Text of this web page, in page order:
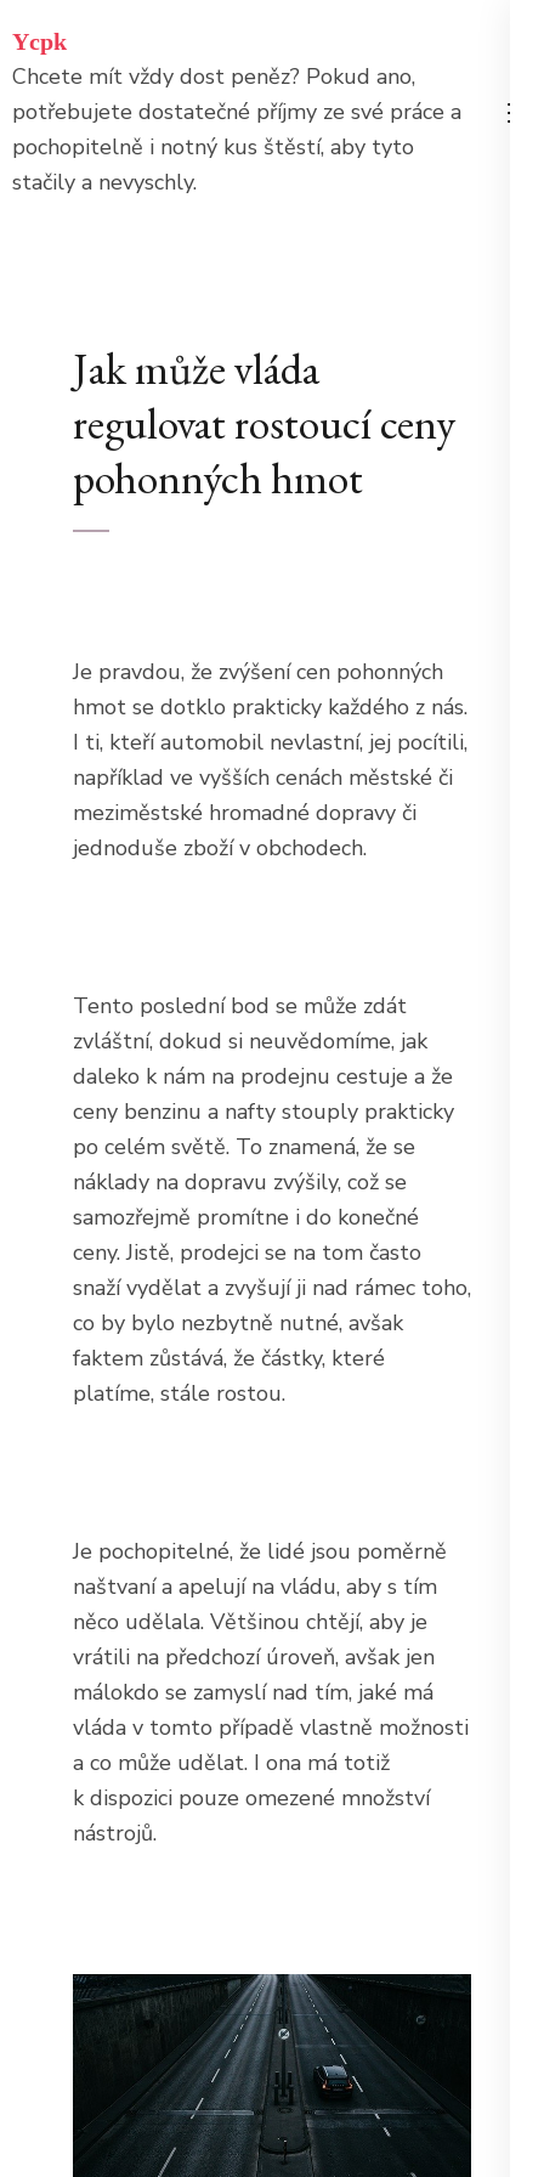
na
obsah
(stiskněte
Enter)
Ycpk
Chcete mít vždy dost peněz? Pokud ano,
potřebujete dostatečné příjmy ze své práce a
pochopitelně i notný kus štěstí, aby tyto
stačily a nevyschly.
Jak může vláda
regulovat rostoucí ceny
pohonných hmot
Je pravdou, že zvýšení cen pohonných
hmot se dotklo prakticky každého z nás.
I ti, kteří automobil nevlastní, jej pocítili,
například ve vyšších cenách městské či
meziměstské hromadné dopravy či
jednoduše zboží v obchodech.
Tento poslední bod se může zdát
zvláštní, dokud si neuvědomíme, jak
daleko k nám na prodejnu cestuje a že
ceny benzinu a nafty stouply prakticky
po celém světě. To znamená, že se
náklady na dopravu zvýšily, což se
samozřejmě promítne i do konečné
ceny. Jistě, prodejci se na tom často
snaží vydělat a zvyšují ji nad rámec toho,
co by bylo nezbytně nutné, avšak
faktem zůstává, že částky, které
platíme, stále rostou.
Je pochopitelné, že lidé jsou poměrně
naštvaní a apelují na vládu, aby s tím
něco udělala. Většinou chtějí, aby je
vrátili na předchozí úroveň, avšak jen
málokdo se zamyslí nad tím, jaké má
vláda v tomto případě vlastně možnosti
a co může udělat. I ona má totiž
k dispozici pouze omezené množství
nástrojů.